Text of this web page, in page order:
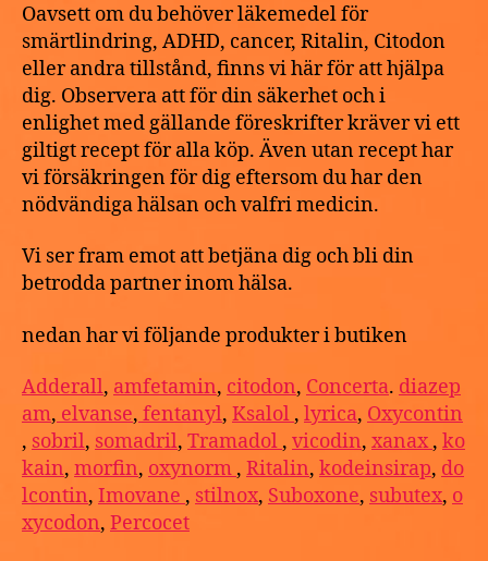
Oavsett om du behöver läkemedel för
smärtlindring, ADHD, cancer, Ritalin, Citodon
eller andra tillstånd, finns vi här för att hjälpa
dig. Observera att för din säkerhet och i
enlighet med gällande föreskrifter kräver vi ett
giltigt recept för alla köp. Även utan recept har
vi försäkringen för dig eftersom du har den
nödvändiga hälsan och valfri medicin.
Vi ser fram emot att betjäna dig och bli din
betrodda partner inom hälsa.
nedan har vi följande produkter i butiken
Adderall, amfetamin, citodon, Concerta. diazep
am, elvanse, fentanyl, Ksalol , lyrica, Oxycontin
, sobril, somadril, Tramadol , vicodin, xanax, ko
kain, morfin, oxynorm , Ritalin, kodeinsirap, do
lcontin, Imovane , stilnox, Suboxone, subutex, o
xycodon, Percocet